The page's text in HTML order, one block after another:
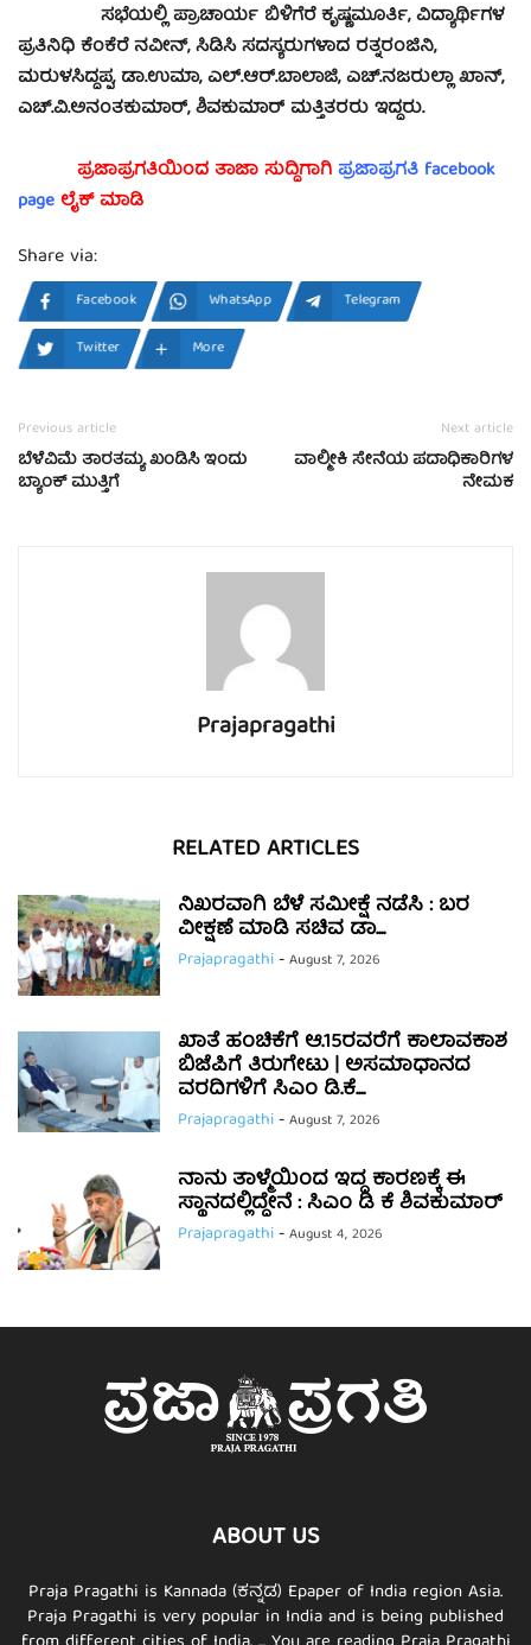
ಸಭೆಯಲ್ಲಿ ಪ್ರಾಚಾರ್ಯ ಬಿಳಿಗೆರೆ ಕೃಷ್ಣಮೂರ್ತಿ, ವಿದ್ಯಾರ್ಥಿಗಳ
ಪ್ರತಿನಿಧಿ ಕೆಂಕೆರೆ ನವೀನ್, ಸಿಡಿಸಿ ಸದಸ್ಯರುಗಳಾದ ರತ್ನರಂಜಿನಿ,
ಮರುಳಸಿದ್ದಪ್ಪ, ಡಾ.ಉಮಾ, ಎಲ್.ಆರ್.ಬಾಲಾಜಿ, ಎಚ್.ನಜರುಲ್ಲಾ ಖಾನ್,
ಎಚ್.ವಿ.ಅನಂತಕುಮಾರ್, ಶಿವಕುಮಾರ್ ಮತ್ತಿತರರು ಇದ್ದರು.
ಪ್ರಜಾಪ್ರಗತಿಯಿಂದ ತಾಜಾ ಸುದ್ದಿಗಾಗಿಪ್ರಜಾಪ್ರಗತಿ facebook
page ಲೈಕ್ ಮಾಡಿ
Share via:
Facebook WhatsApp
Telegram
Twitter
More
Previous article
ಬೆಳೆವಿಮೆ ತಾರತಮ್ಯ ಖಂಡಿಸಿ ಇಂದು
ಬ್ಯಾಂಕ್ ಮುತ್ತಿಗೆ
Next article
ವಾಲ್ಮೀಕಿ ಸೇನೆಯ ಪದಾಧಿಕಾರಿಗಳ
ನೇಮಕ
Prajapragathi
RELATED ARTICLES
ನಿಖರವಾಗಿ ಬೆಳೆ ಸಮೀಕ್ಷೆ ನಡೆಸಿ : ಬರ
ವೀಕ್ಷಣೆ ಮಾಡಿ ಸಚಿವ ಡಾ....
Prajapragathi-August 7, 2026
ಖಾತೆ ಹಂಚಿಕೆಗೆ ಆ.15ರವರೆಗೆ ಕಾಲಾವಕಾಶ
ಬಿಜೆಪಿಗೆ ತಿರುಗೇಟು | ಅಸಮಾಧಾನದ
ವರದಿಗಳಿಗೆ ಸಿಎಂ ಡಿ.ಕೆ....
Prajapragathi-August 7, 2026
ನಾನು ತಾಳ್ಮೆಯಿಂದ ಇದ್ದ ಕಾರಣಕ್ಕೆ ಈ
ಸ್ಥಾನದಲ್ಲಿದ್ದೇನೆ : ಸಿಎಂ ಡಿ ಕೆ ಶಿವಕುಮಾರ್
Prajapragathi-August 4, 2026
ABOUT US
Praja Pragathi is Kannada (ಕನ್ನಡ) Epaper of India region Asia.
Praja Pragathi is very popular in India and is being published